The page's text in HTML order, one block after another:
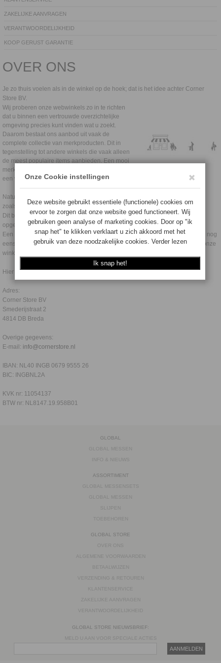
ZAKELIJKE AANVRAGEN
VERANTWOORDELIJKHEID
KOOP GERUST GARANTIE
OVER ONS
Je zo thuis voelen als in de winkel op de hoek; dat is het idee achter Corner
Store BV.
Wij proberen onze webwinkels zo in te richten
dat u binnen een vertrouwde overzichtelijke
omgeving precies kunt vinden wat u zoekt.
Daarom bestaat ons aanbod uit vaak de
complete collectie van merkproducten. Dit in
tegenstelling tot andere winkels die vaak alleen
de meest populaire items aanbieden. Een mooi
merk heeft vaak zoveel meer te bieden en met
een webwinkel kunnen we dit laten zien.
Natuurlijk behandelen wij uw bestelling volgens de algemene voorwaarden
zoals opgesteld door o.a de consumentenbond.
Dit betekent ook dat we een aantal koop gerust uitgangspunten hebben
opgesteld welke wij zeer serieus nemen.
Een redelijke omgang met elkaar vinden wij logisch. Wij hebben liever dat u nog
eens terug komt, of anderen aanraadt eens een kijkje te nemen in een van onze
winkels.
Hier onze gegevens:
Adres:
Corner Store BV
Smederijstraat 2
4814 DB Breda
Overige gegevens:
E-mail: info@cornerstore.nl
IBAN: NL40 INGB 0679 9555 26
BIC: INGBNL2A
KVK nr: 11054137
BTW nr: NL8147.19.958B01
GLOBAL
GLOBAL MESSEN
INFO & NIEUWS
ASSORTIMENT
GLOBAL MESSENSETS
GLOBAL MESSEN
SLIJPEN
TOEBEHOREN
GLOBAL STORE
OVER ONS
ALGEMENE VOORWAARDEN
BETAALWIJZEN
VERZENDING & RETOUREN
KLANTENSERVICE
ZAKELIJKE AANVRAGEN
VERANTWOORDELIJKHEID
GLOBAL STORE NIEUWSBRIEF:
MELD U AAN VOOR SPECIALE ACTIES
AANMELDEN